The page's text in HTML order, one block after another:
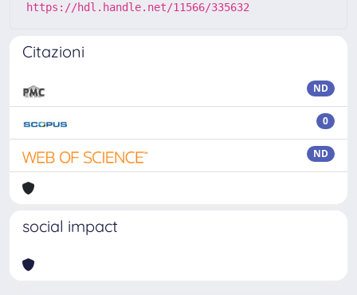
https://hdl.handle.net/11566/335632
Citazioni
ND
0
ND
social impact